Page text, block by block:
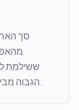
סך
התביעה, או 100 דולר ארה"ב (USD), הגבוה מביניהם.